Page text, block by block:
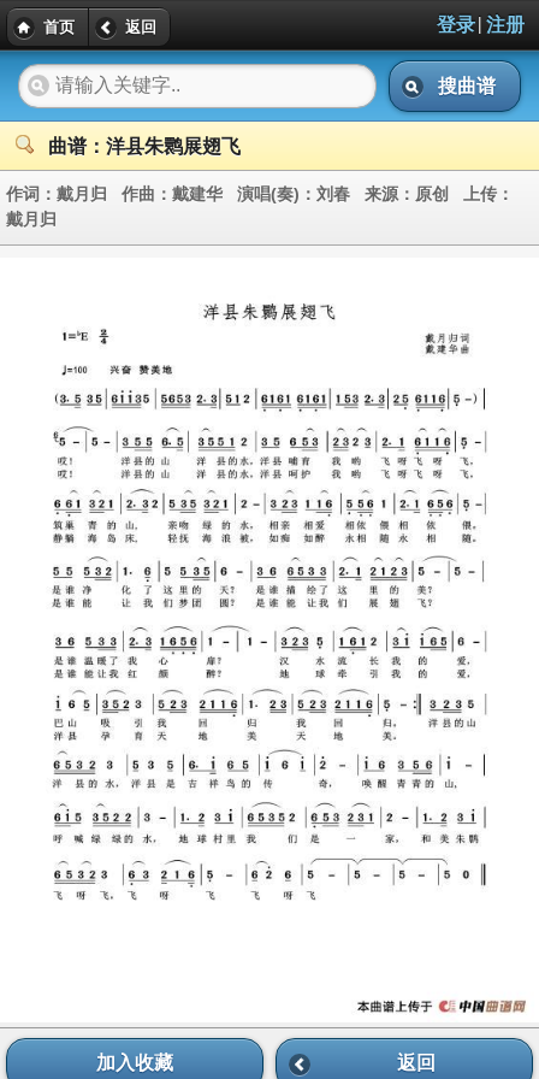
首页 返回 登录| 注册
搜曲谱
曲谱：洋县朱鹮展翅飞
作词： 戴月归 作曲： 戴建华 演唱(奏)： 刘春 来源： 原创 上传：
戴月归
加入收藏 返回